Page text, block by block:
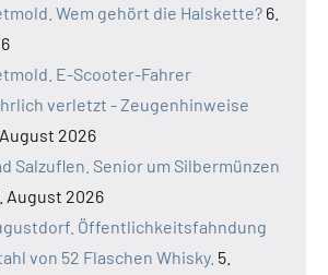
Wem gehört die Halskette? 6.
E-Scooter-Fahrer
verletzt - Zeugenhinweise
2026
Salzuflen. Senior um Silbermünzen
August 2026
Öffentlichkeitsfahndung
von 52 Flaschen Whisky. 5.